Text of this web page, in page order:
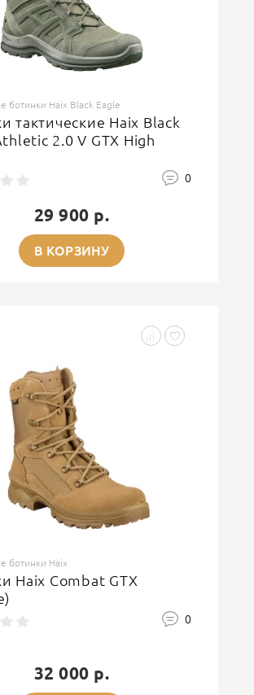
ботинки Haix Black Eagle
тактические Haix Black
2.0 V GTX High
0
29 900 р.
В КОРЗИНУ
ботинки Haix
Haix Combat GTX
0
32 000 р.